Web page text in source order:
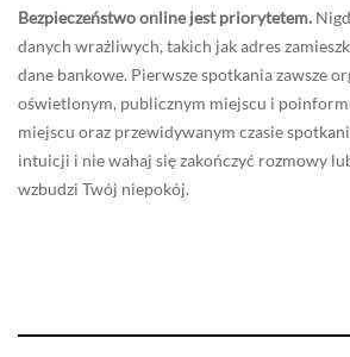
Bezpieczeństwo online jest priorytetem.
danych wrażliwych, takich jak adres
dane bankowe. Pierwsze spotkania zawsze
oświetlonym, publicznym miejscu i
miejscu oraz przewidywanym czasie
intuicji i nie wahaj się zakończyć rozmowy
wzbudzi Twój niepokój.